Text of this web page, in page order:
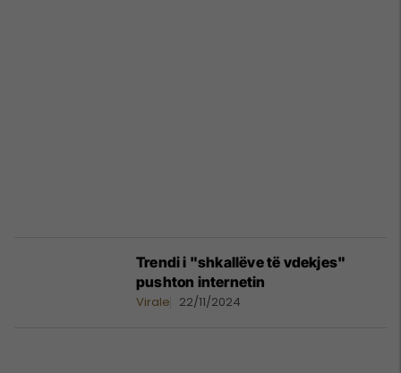
Trendi i "shkallëve të vdekjes"
pushton internetin
Virale 22/11/2024